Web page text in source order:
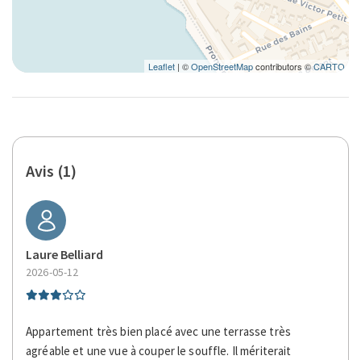
Leaflet | ©OpenStreetMapcontributors ©CARTO
Avis (1)
Laure Belliard
2026-05-12
Appartement très bien placé avec une terrasse très
agréable et une vue à couper le souffle. Il mériterait